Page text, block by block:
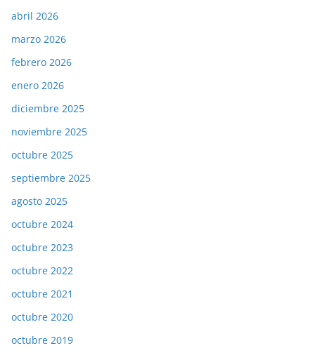
abril 2026
marzo 2026
febrero 2026
enero 2026
diciembre 2025
noviembre 2025
octubre 2025
septiembre 2025
agosto 2025
octubre 2024
octubre 2023
octubre 2022
octubre 2021
octubre 2020
octubre 2019